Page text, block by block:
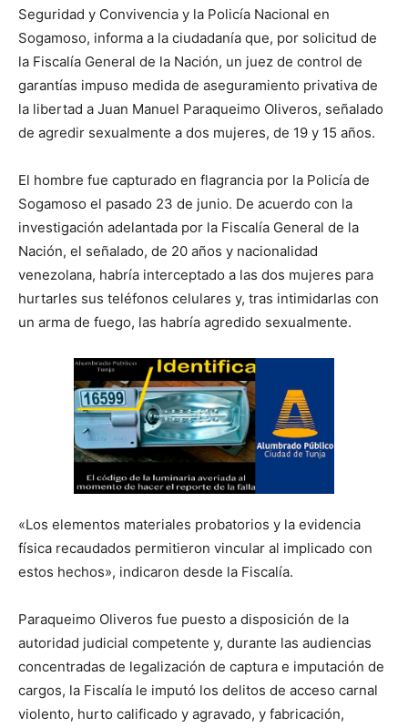
Seguridad y Convivencia y la Policía Nacional en
Sogamoso, informa a la ciudadanía que, por solicitud de
la Fiscalía General de la Nación, un juez de control de
garantías impuso medida de aseguramiento privativa de
la libertad a Juan Manuel Paraqueimo Oliveros, señalado
de agredir sexualmente a dos mujeres, de 19 y 15 años.
El hombre fue capturado en flagrancia por la Policía de
Sogamoso el pasado 23 de junio. De acuerdo con la
investigación adelantada por la Fiscalía General de la
Nación, el señalado, de 20 años y nacionalidad
venezolana, habría interceptado a las dos mujeres para
hurtarles sus teléfonos celulares y, tras intimidarlas con
un arma de fuego, las habría agredido sexualmente.
«Los elementos materiales probatorios y la evidencia
física recaudados permitieron vincular al implicado con
estos hechos», indicaron desde la Fiscalía.
Paraqueimo Oliveros fue puesto a disposición de la
autoridad judicial competente y, durante las audiencias
concentradas de legalización de captura e imputación de
cargos, la Fiscalía le imputó los delitos de acceso carnal
violento, hurto calificado y agravado, y fabricación,